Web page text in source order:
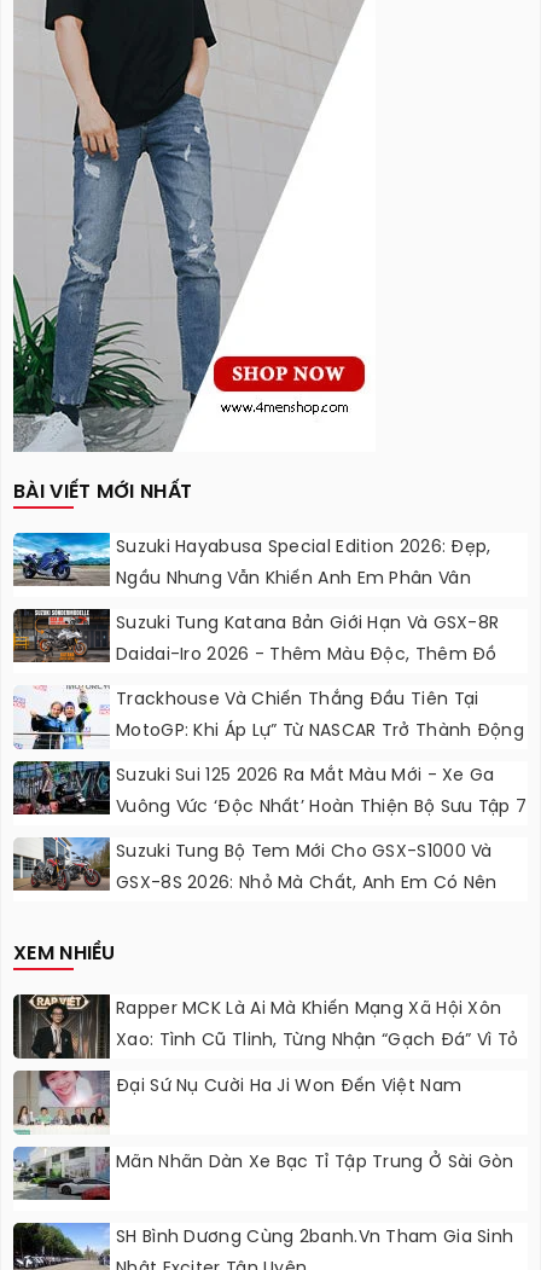
BÀI VIẾT MỚI NHẤT
Suzuki Hayabusa Special Edition 2026: Đẹp,
Ngầu Nhưng Vẫn Khiến Anh Em Phân Vân
Suzuki Tung Katana Bản Giới Hạn Và GSX-8R
Daidai-Iro 2026 - Thêm Màu Độc, Thêm Đồ
Chơi, Thêm Cá Tính
Trackhouse Và Chiến Thắng Đầu Tiên Tại
MotoGP: Khi Áp Lự” Từ NASCAR Trở Thành Động
Lực Ngọt Ngào
Suzuki Sui 125 2026 Ra Mắt Màu Mới - Xe Ga
Vuông Vức ‘độc Nhất’ Hoàn Thiện Bộ Sưu Tập 7
Sắc Cầu Vồng
Suzuki Tung Bộ Tem Mới Cho GSX-S1000 Và
GSX-8S 2026: Nhỏ Mà Chất, Anh Em Có Nên
XEM NHIỀU
Rapper MCK Là Ai Mà Khiến Mạng Xã Hội Xôn
Xao: Tình Cũ Tlinh, Từng Nhận “gạch Đá” Vì Tỏ
Đại Sứ Nụ Cười Ha Ji Won Đến Việt Nam
Mãn Nhãn Dàn Xe Bạc Tỉ Tập Trung Ở Sài Gòn
SH Bình Dương Cùng 2banh.vn Tham Gia Sinh